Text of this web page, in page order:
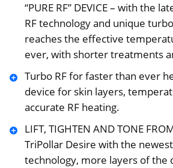
“PURE RF” DEVICE – with the
RF technology and unique
reaches the effective
ever, with shorter treatments
Turbo RF for faster than ever
device for skin layers,
accurate RF heating.
LIFT, TIGHTEN AND TONE
TriPollar Desire with the
technology, more layers of the